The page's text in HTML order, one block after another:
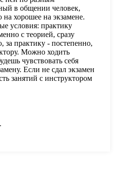
в общении человек,
на хорошее на экзамене.
условия: практику
с теорией, сразу
за практику - постепенно,
Можно ходить
чувствовать себя
Если не сдал экзамен
занятий с инструктором